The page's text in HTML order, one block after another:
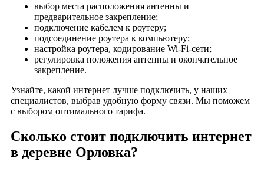
деревня Новая Слобода
село Риги
село Серп
деревня Чумазово
деревня Шемелинки
выбор места расположения антенны и
предварительное закрепление;
подключение кабелем к роутеру;
подсоединение роутера к компьютеру;
настройка роутера, кодирование Wi-Fi-сети;
регулировка положения антенны и окончательное
закрепление.
Узнайте, какой интернет лучше подключить, у наших
специалистов, выбрав удобную форму связи. Мы поможем
с выбором оптимального тарифа.
Сколько стоит подключить интернет
в деревне Орловка?